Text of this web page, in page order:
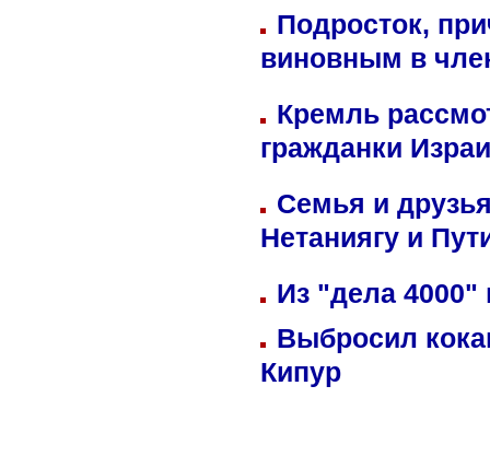
Подросток,
виновным в
Кремль
гражданки
Семья и
Нетаниягу и
Из "дела 4000"
Выбросил
Кипур